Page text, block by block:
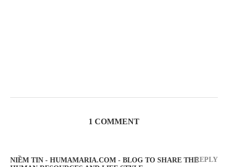
1 COMMENT
NIỀM TIN - HUMAMARIA.COM - BLOG TO SHARE THEREPLY